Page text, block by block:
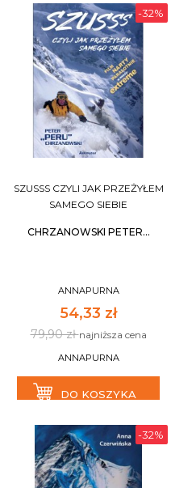
-32%
SZUSSS CZYLI JAK PRZEŻYŁEM
SAMEGO SIEBIE
CHRZANOWSKI PETER...
ANNAPURNA
54,33 zł
79,90 złnajniższa cena
ANNAPURNA
DO KOSZYKA
-32%